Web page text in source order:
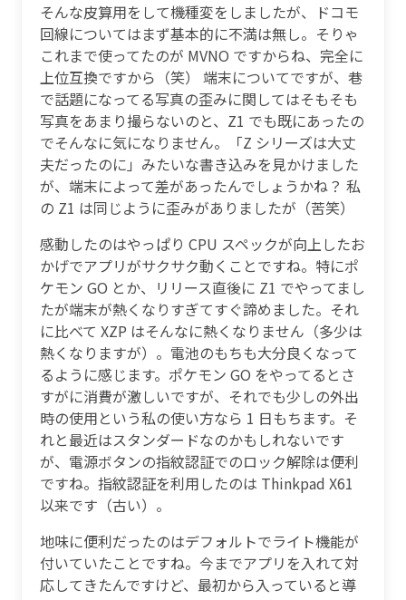
そんな皮算用をして機種変をしましたが、ドコモ
回線についてはまず基本的に不満は無し。そりゃ
これまで使ってたのが MVNO ですからね、完全に
上位互換ですから（笑） 端末についてですが、巷
で話題になってる写真の歪みに関してはそもそも
写真をあまり撮らないのと、Z1 でも既にあったの
でそんなに気になりません。「Z シリーズは大丈
夫だったのに」みたいな書き込みを見かけました
が、端末によって差があったんでしょうかね？ 私
の Z1 は同じように歪みがありましたが（苦笑）
感動したのはやっぱり CPU スペックが向上したお
かげでアプリがサクサク動くことですね。特にポ
ケモン GO とか、リリース直後に Z1 でやってまし
たが端末が熱くなりすぎてすぐ諦めました。それ
に比べて XZP はそんなに熱くなりません（多少は
熱くなりますが）。電池のもちも大分良くなって
るように感じます。ポケモン GO をやってるとさ
すがに消費が激しいですが、それでも少しの外出
時の使用という私の使い方なら 1 日もちます。そ
れと最近はスタンダードなのかもしれないです
が、電源ボタンの指紋認証でのロック解除は便利
ですね。指紋認証を利用したのは Thinkpad X61
以来です（古い）。
地味に便利だったのはデフォルトでライト機能が
付いていたことですね。今までアプリを入れて対
応してきたんですけど、最初から入っていると導